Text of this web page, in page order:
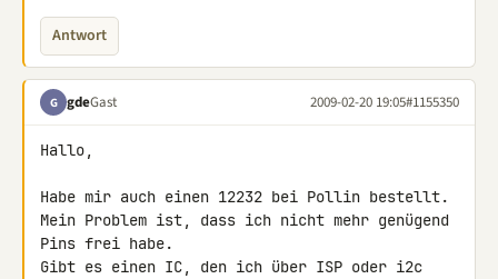
Antwort
G gdeGast 2009-02-20 19:05#1155350
Hallo,
Habe mir auch einen 12232 bei Pollin bestellt.
Mein Problem ist, dass ich nicht mehr genügend
Pins frei habe.
Gibt es einen IC, den ich über ISP oder i2c